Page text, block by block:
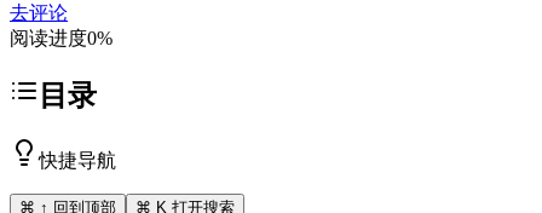
去评论
阅读进度0%
目录
快捷导航
⌘ ↑ 回到顶部 ⌘ K 打开搜索